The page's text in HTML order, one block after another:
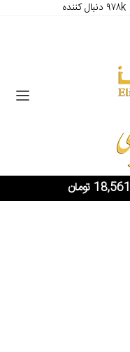
۹۷۸k دنبال کننده